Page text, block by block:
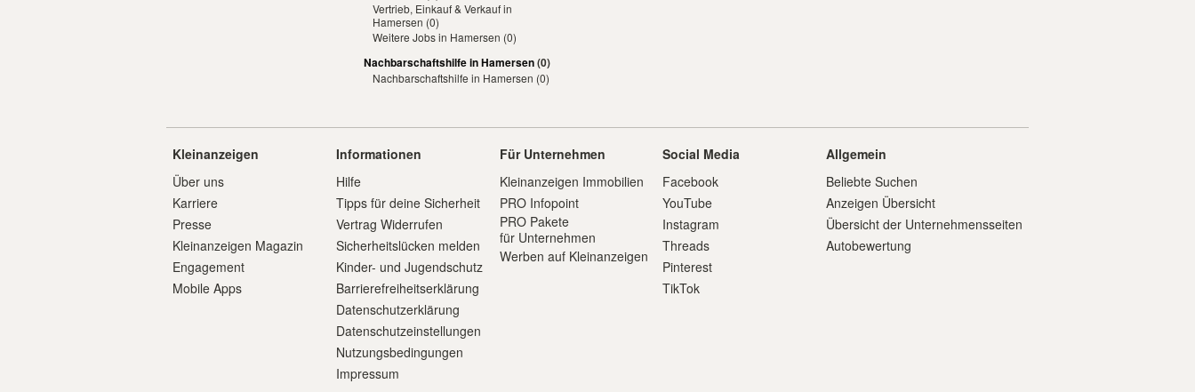
Vertrieb, Einkauf & Verkauf in
Hamersen (0)
Weitere Jobs in Hamersen (0)
Nachbarschaftshilfe in Hamersen(0)
Nachbarschaftshilfe in Hamersen (0)
Kleinanzeigen
Über uns
Karriere
Presse
Kleinanzeigen Magazin
Engagement
Mobile Apps
Informationen
Hilfe
Tipps für deine Sicherheit
Vertrag Widerrufen
Sicherheitslücken melden
Kinder- und Jugendschutz
Barrierefreiheitserklärung
Datenschutzerklärung
Datenschutzeinstellungen
Nutzungsbedingungen
Impressum
Für Unternehmen
Kleinanzeigen Immobilien
PRO Infopoint
PRO Pakete
für Unternehmen
Werben auf Kleinanzeigen
Social Media
Facebook
YouTube
Instagram
Threads
Pinterest
TikTok
Allgemein
Beliebte Suchen
Anzeigen Übersicht
Übersicht der Unternehmensseiten
Autobewertung